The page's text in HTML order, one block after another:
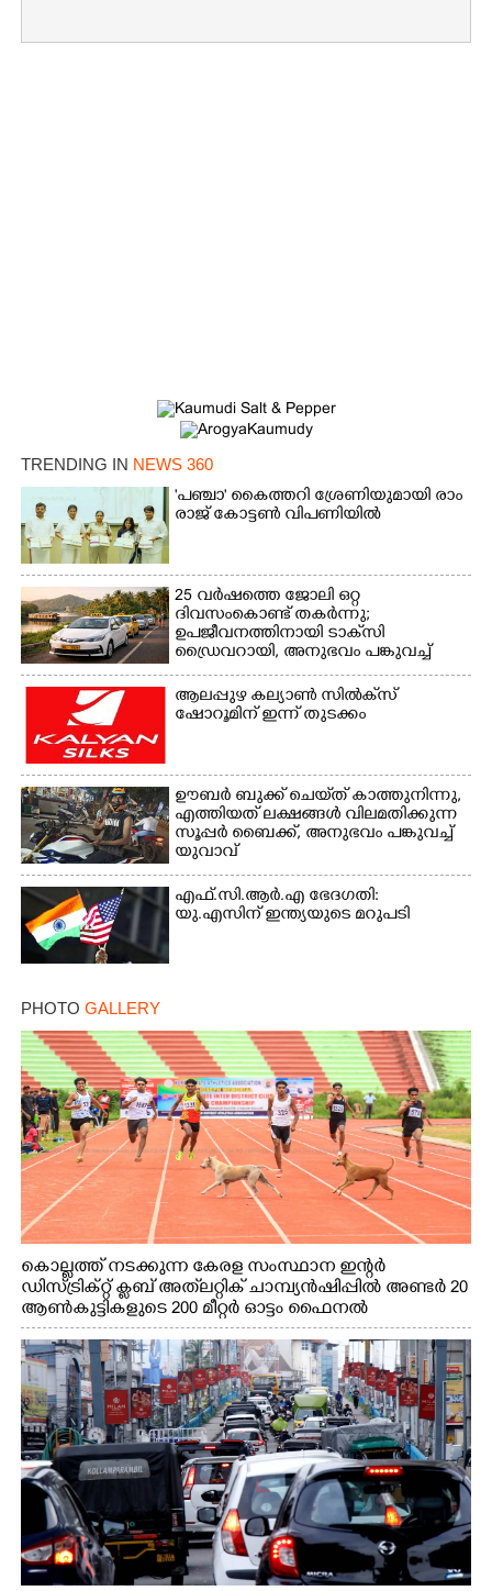
TRENDING IN NEWS 360
'​പ​ഞ്ചാ​'​ ​കൈ​ത്ത​റി​ ​ശ്രേ​ണി​യു​മാ​യി​ ​രാം​
രാ​ജ് ​കോ​ട്ടൺ വിപണിയിൽ
25 വർഷത്തെ ജോലി ഒറ്റ
ദിവസംകൊണ്ട് തകർന്നു;
ഉപജീവനത്തിനായി ടാക്‌സി
ഡ്രൈവറായി,​ അനുഭവം പങ്കുവച്ച്
യുവതി
ആലപ്പുഴ കല്യാൺ സിൽക്‌സ്
ഷോറൂമിന് ഇന്ന് തുടക്കം
ഊബർ ബുക്ക് ചെയ്‌ത് കാത്തുനിന്നു,​
എത്തിയത് ലക്ഷങ്ങൾ വിലമതിക്കുന്ന
സൂപ്പർ ബൈക്ക്,​ അനുഭവം പങ്കുവച്ച്
യുവാവ്
എഫ്.സി.ആർ.എ ഭേദഗതി:
യു.എസിന് ഇന്ത്യയുടെ മറുപടി
PHOTO GALLERY
കൊല്ലത്ത് നടക്കുന്ന കേരള സംസ്ഥാന ഇന്റർ
ഡിസ്ട്രിക്റ്റ് ക്ലബ് അത്‌ലറ്റിക് ചാമ്പ്യൻഷിപ്പിൽ അണ്ടർ 20
ആൺകുട്ടികളുടെ 200 മീറ്റർ ഓട്ടം ഫൈനൽ
മത്സരത്തിനിടെ സിന്തറ്റിക് ട്രാക്കിന് കുറുകെ ഓടുന്ന
നായകൾ.
×
Share this link
Copy Link